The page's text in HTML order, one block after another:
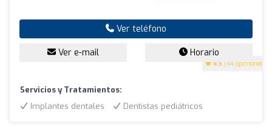
4.5 (44 opiniones)
Ver teléfono
Ver e-mail Horario
Servicios y Tratamientos:
Implantes dentales
Dentistas pediátricos